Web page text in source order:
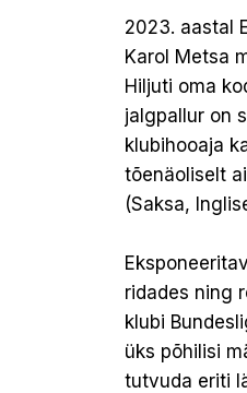
2023. aastal
Karol Metsa
Hiljuti oma
jalgpallur on
klubihooaja
tõenäoliselt
(Saksa,
ridades ning
klubi
üks põhilisi
tutvuda eriti